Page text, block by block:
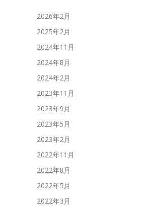
2026年2月
2025年2月
2024年11月
2024年8月
2024年2月
2023年11月
2023年9月
2023年5月
2023年2月
2022年11月
2022年8月
2022年5月
2022年3月